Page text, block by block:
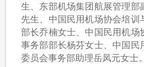
生、东部机场集团航展管理部
先生、中国民用机场协会培训
部长乔楠女士、中国民用机场
事务部部长杨芬女士、中国民
委员会事务部助理岳凤元女士。